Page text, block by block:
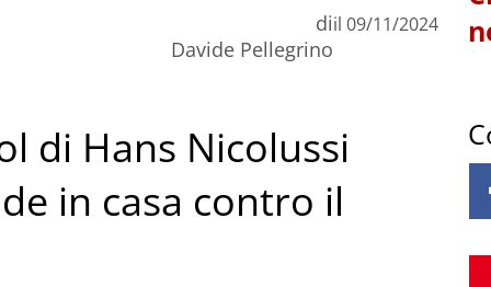
di
Davide Pellegrino
il 09/11/2024
di Hans Nicolussi
in casa contro il